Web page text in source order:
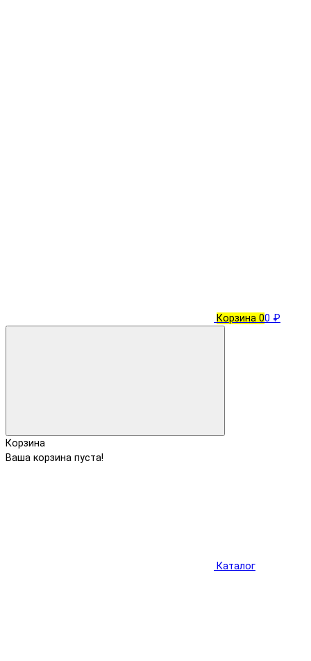
Корзина 00 ₽
Корзина
Ваша корзина пуста!
Каталог